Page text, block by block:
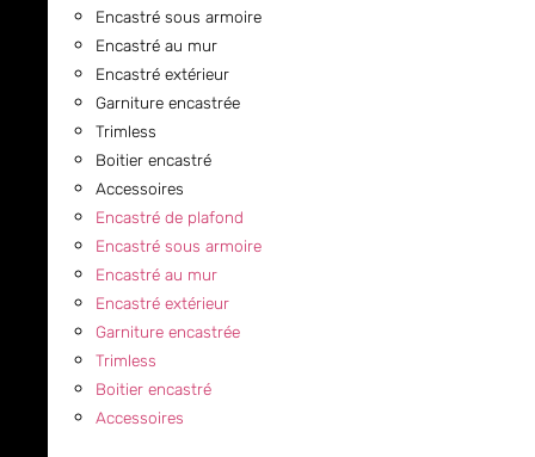
Encastré sous armoire
Encastré au mur
Encastré extérieur
Garniture encastrée
Trimless
Boitier encastré
Accessoires
Encastré de plafond
Encastré sous armoire
Encastré au mur
Encastré extérieur
Garniture encastrée
Trimless
Boitier encastré
Accessoires